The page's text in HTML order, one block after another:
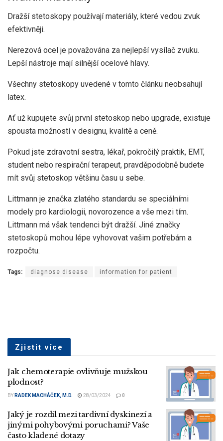
Dražší stetoskopy používají materiály, které vedou zvuk
efektivněji.
Nerezová ocel je považována za nejlepší vysílač zvuku.
Lepší nástroje mají silnější ocelové hlavy.
Všechny stetoskopy uvedené v tomto článku neobsahují
latex.
Ať už kupujete svůj první stetoskop nebo upgrade, existuje
spousta možností v designu, kvalitě a ceně.
Pokud jste zdravotní sestra, lékař, pokročilý praktik, EMT,
student nebo respirační terapeut, pravděpodobně budete
mít svůj stetoskop většinu času u sebe.
Littmann je značka zlatého standardu se speciálními
modely pro kardiologii, novorozence a vše mezi tím.
Littmann má však tendenci být dražší. Jiné značky
stetoskopů mohou lépe vyhovovat vašim potřebám a
rozpočtu.
Tags: diagnose disease information for patient
Zjistit více
Jak chemoterapie ovlivňuje mužskou
plodnost?
BY RADEK MACHÁČEK, M.D. 28/03/2024 0
Jaký je rozdíl mezi tardivní dyskinezí a
jinými pohybovými poruchami? Vaše
často kladené dotazy